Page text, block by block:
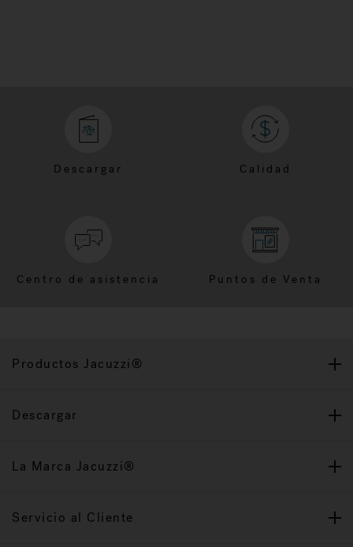
Descargar Calidad
Centro de asistencia Puntos de Venta
Productos Jacuzzi®
Descargar
La Marca Jacuzzi®
Servicio al Cliente